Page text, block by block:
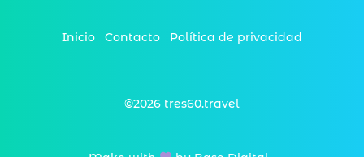
Inicio Contacto Política de privacidad
©2026 tres60.travel